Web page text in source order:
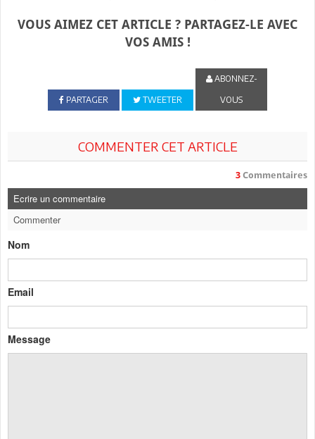
VOUS AIMEZ CET ARTICLE ? PARTAGEZ-LE AVEC
VOS AMIS !
PARTAGER TWEETER
ABONNEZ-
VOUS
COMMENTER CET ARTICLE
3 Commentaires
Ecrire un commentaire
Commenter
Nom
Email
Message